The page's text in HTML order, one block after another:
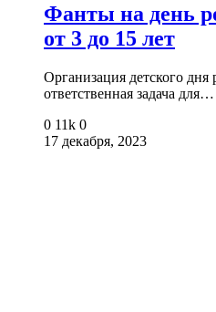
Фанты на день
от 3 до 15 лет
Организация детского
ответственная задача для…
0 11k 0
17 декабря, 2023